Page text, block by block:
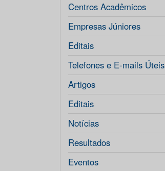
Centros Acadêmicos
Empresas Júniores
Editais
Telefones e E-mails Úteis
Artigos
Editais
Notícias
Resultados
Eventos